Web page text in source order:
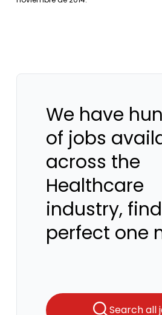
We have
of jobs
across the
Healthcare
industry,
perfect one
Search all